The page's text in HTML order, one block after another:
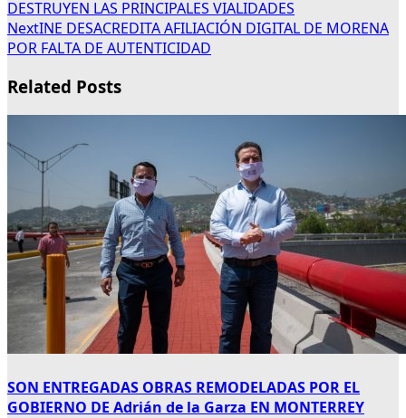
DESTRUYEN LAS PRINCIPALES VIALIDADES
NextINE DESACREDITA AFILIACIÓN DIGITAL DE MORENA
POR FALTA DE AUTENTICIDAD
Related Posts
SON ENTREGADAS OBRAS REMODELADAS POR EL
GOBIERNO DE Adrián de la Garza EN MONTERREY